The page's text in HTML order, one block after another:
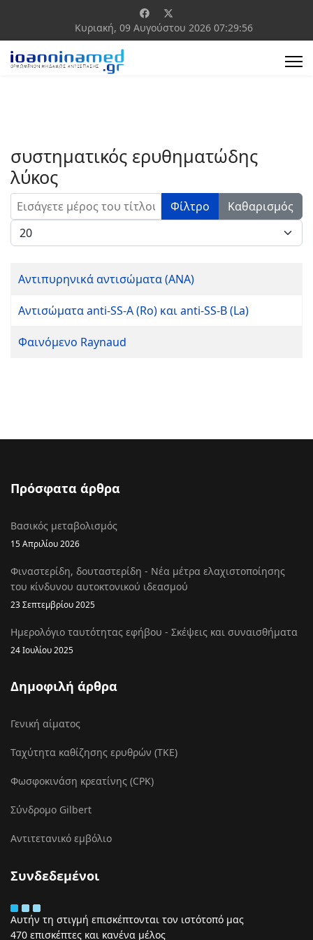
Κυριακή, 09 Αυγούστου 2026 07:29:56
συστηματικός ερυθηματώδης
λύκος
Εισάγετε μέρος του τίτλου. Φίλτρο
Καθαρισμός
Εμφάνιση #
Αντιπυρηνικά αντισώματα (ΑΝΑ)
Αντισώματα anti-SS-A (Ro) και anti-SS-B (La)
Φαινόμενο Raynaud
Πρόσφατα άρθρα
Βασικός μεταβολισμός
15 Απριλίου 2026
Φιναστερίδη, δουταστερίδη - Νέα μέτρα ελαχιστοποίησης
του κίνδυνου αυτοκτονικού ιδεασμού
23 Σεπτεμβρίου 2025
Ημερολόγιο ταυτότητας εφήβου - Σκέψεις και συναισθήματα
24 Ιουλίου 2025
Δημοφιλή άρθρα
Γενική αίματος
Ταχύτητα καθίζησης ερυθρών (ΤΚΕ)
Φωσφοκινάση κρεατίνης (CPK)
Σύνδρομο Gilbert
Αντιτετανικό εμβόλιο
Συνδεδεμένοι
Αυτήν τη στιγμή επισκέπτονται τον ιστότοπό μας
470 επισκέπτες και κανένα μέλος